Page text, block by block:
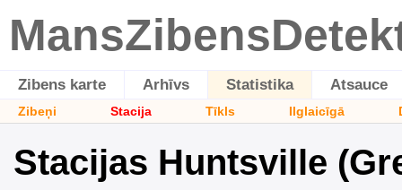
Zibens karte Arhīvs Statistika Atsauce
Zibeņi Stacija Tīkls Ilglaicīgā
Stacijas Huntsville